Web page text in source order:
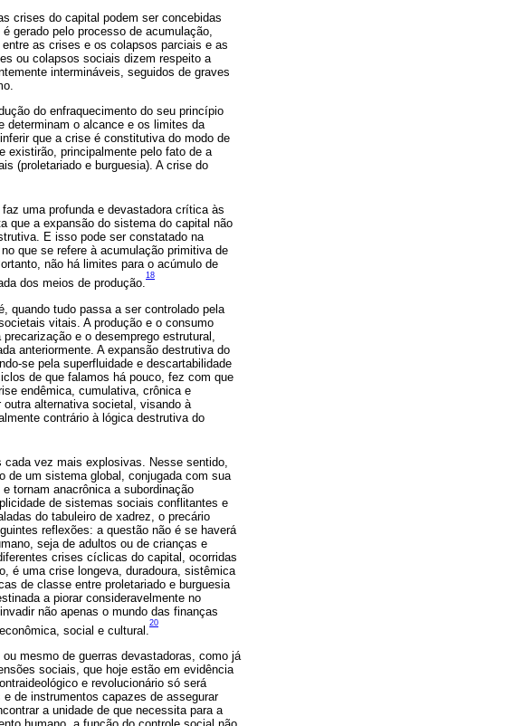
crises do capital podem ser concebidas
gerado pelo processo de acumulação,
as crises e os colapsos parciais e as
ou colapsos sociais dizem respeito a
intermináveis, seguidos de graves
do enfraquecimento do seu princípio
determinam o alcance e os limites da
que a crise é constitutiva do modo de
existirão, principalmente pelo fato de a
(proletariado e burguesia). A crise do
uma profunda e devastadora crítica às
que a expansão do sistema do capital não
E isso pode ser constatado na
que se refere à acumulação primitiva de
não há limites para o acúmulo de
dos meios de produção.
18
quando tudo passa a ser controlado pela
vitais. A produção e o consumo
e o desemprego estrutural,
anteriormente. A expansão destrutiva do
se pela superfluidade e descartabilidade
de que falamos há pouco, fez com que
endêmica, cumulativa, crônica e
alternativa societal, visando à
contrário à lógica destrutiva do
vez mais explosivas. Nesse sentido,
de um sistema global, conjugada com sua
tornam anacrônica a subordinação
de sistemas sociais conflitantes e
do tabuleiro de xadrez, o precário
reflexões: a questão não é se haverá
seja de adultos ou de crianças e
crises cíclicas do capital, ocorridas
é uma crise longeva, duradoura, sistêmica
de classe entre proletariado e burguesia
a piorar consideravelmente no
não apenas o mundo das finanças
social e cultural.
20
mesmo de guerras devastadoras, como já
sociais, que hoje estão em evidência
e revolucionário só será
de instrumentos capazes de assegurar
a unidade de que necessita para a